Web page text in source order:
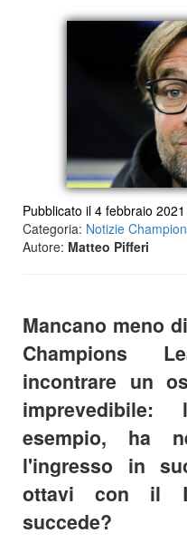
Pubblicato il 4 febbraio
Categoria: Notizie
Autore: Matteo Pifferi
Mancano meno
Champions
incontrare un
esempio, ha
l'ingresso in
ottavi con il
succede?